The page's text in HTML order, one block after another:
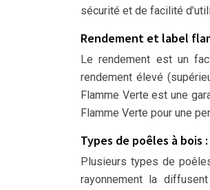
sécurité et de facilité
Rendement et label
Le rendement est un
rendement élevé
Flamme Verte est une
Flamme Verte pour une
Types de poêles à
Plusieurs types de
rayonnement la